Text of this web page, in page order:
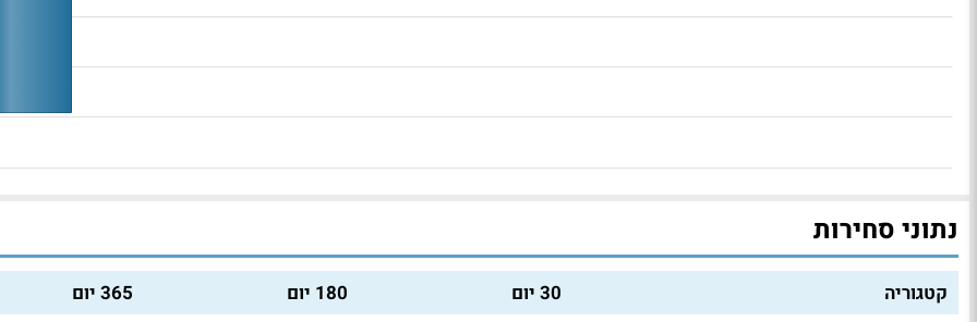
נתוני סחירות
קטגוריה 30 יום 180 יום 365 יום